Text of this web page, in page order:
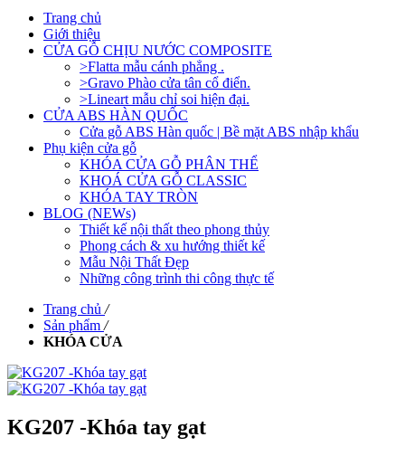
Trang chủ
Giới thiệu
CỬA GỖ CHỊU NƯỚC COMPOSITE
>Flatta mẫu cánh phẳng .
>Gravo Phào cửa tân cổ điển.
>Lineart mẫu chỉ soi hiện đại.
CỬA ABS HÀN QUỐC
Cửa gỗ ABS Hàn quốc | Bề mặt ABS nhập khẩu
Phụ kiện cửa gỗ
KHÓA CỬA GỖ PHÂN THỂ
KHOÁ CỬA GỖ CLASSIC
KHÓA TAY TRÒN
BLOG (NEWs)
Thiết kế nội thất theo phong thủy
Phong cách & xu hướng thiết kế
Mẫu Nội Thất Đẹp
Những công trình thi công thực tế
Trang chủ /
Sản phẩm /
KHÓA CỬA
KG207 -Khóa tay gạt